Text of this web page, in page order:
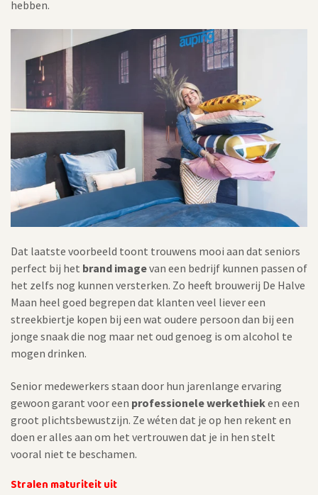
hebben.
Dat laatste voorbeeld toont trouwens mooi aan dat seniors
perfect bij het brand imagevan een bedrijf kunnen passen of
het zelfs nog kunnen versterken. Zo heeft brouwerij De Halve
Maan heel goed begrepen dat klanten veel liever een
streekbiertje kopen bij een wat oudere persoon dan bij een
jonge snaak die nog maar net oud genoeg is om alcohol te
mogen drinken.
Senior medewerkers staan door hun jarenlange ervaring
gewoon garant voor een professionele werkethieken een
groot plichtsbewustzijn. Ze wéten dat je op hen rekent en
doen er alles aan om het vertrouwen dat je in hen stelt
vooral niet te beschamen.
Stralen maturiteit uit